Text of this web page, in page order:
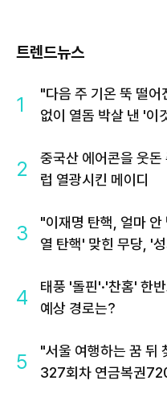
트렌드뉴스
1
"다음 주 기온 뚝 떨
없이 열돔 박살 낸 '이
2
중국산 에어콘을 웃돈
럽 열광시킨 메이디
3
"이재명 탄핵, 얼마 안
열 탄핵' 맞힌 무당, '
4
태풍 '돌핀'·'찬홈' 한
예상 경로는?
5
"서울 여행하는 꿈 뒤
327회차 연금복권